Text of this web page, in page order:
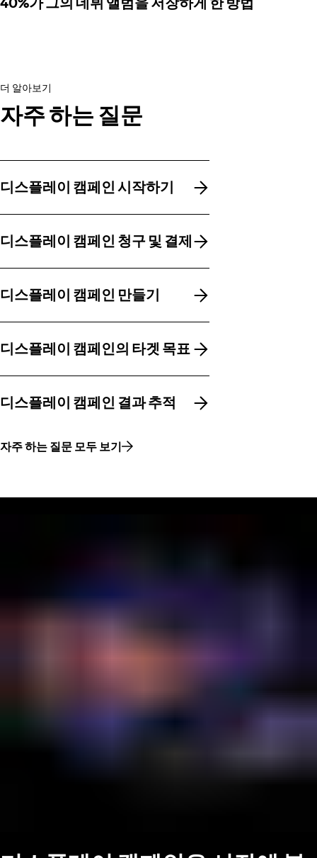
더 알아보기
자주 하는 질문
디스플레이 캠페인 시작하기
디스플레이 캠페인 시작하기
디스플레이 캠페인 청구 및 결제
디스플레이 캠페인 청구 및 결제
디스플레이 캠페인 만들기
디스플레이 캠페인 만들기
디스플레이 캠페인의 타겟 목표
디스플레이 캠페인의 타겟 목표
디스플레이 캠페인 결과 추적
디스플레이 캠페인 결과 추적
자주 하는 질문 모두 보기